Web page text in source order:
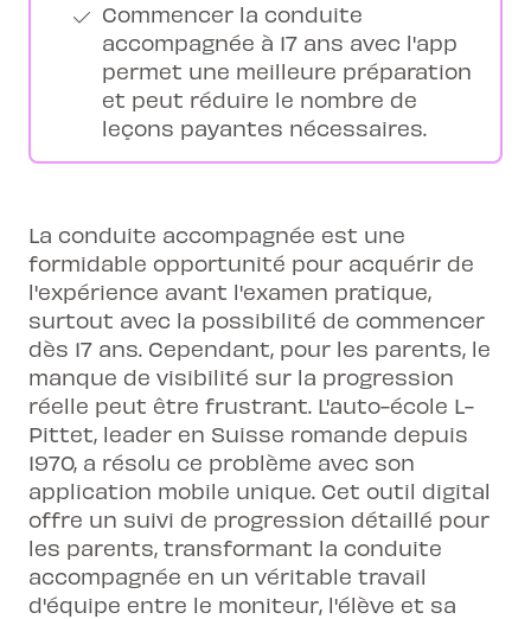
Commencer la conduite
accompagnée à 17 ans avec l'app
permet une meilleure préparation
et peut réduire le nombre de
leçons payantes nécessaires.
La conduite accompagnée est une
formidable opportunité pour acquérir de
l'expérience avant l'examen pratique,
surtout avec la possibilité de commencer
dès 17 ans. Cependant, pour les parents, le
manque de visibilité sur la progression
réelle peut être frustrant. L'auto-école L-
Pittet, leader en Suisse romande depuis
1970, a résolu ce problème avec son
application mobile unique. Cet outil digital
offre un suivi de progression détaillé pour
les parents, transformant la conduite
accompagnée en un véritable travail
d'équipe entre le moniteur, l'élève et sa